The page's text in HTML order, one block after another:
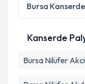
Bursa
Kanserde
Bursa Nilüfer